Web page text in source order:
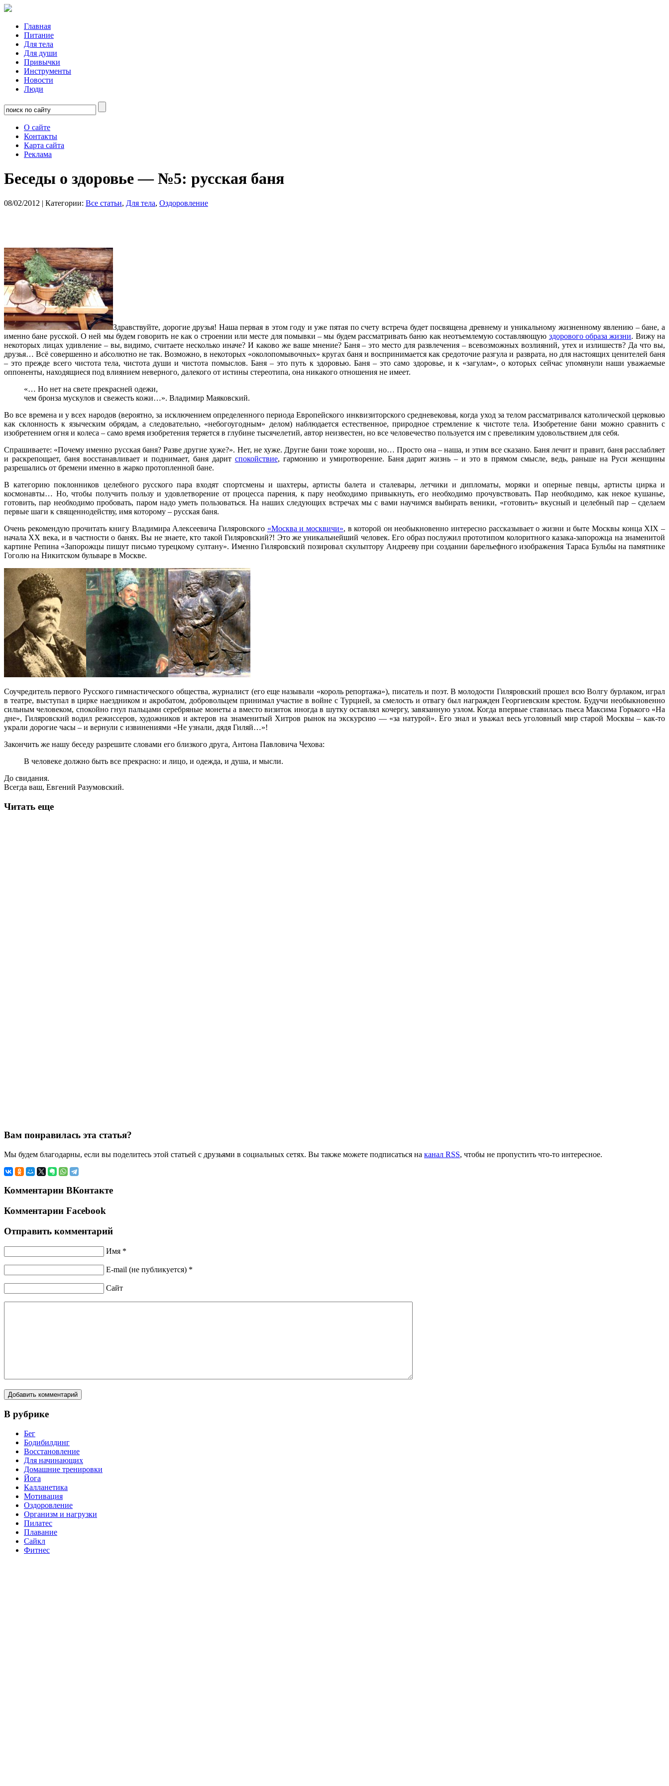
Главная
Питание
Для тела
Для души
Привычки
Инструменты
Новости
Люди
О сайте
Контакты
Карта сайта
Реклама
Беседы о здоровье — №5: русская баня
08/02/2012 | Категории: Все статьи, Для тела, Оздоровление
Здравствуйте, дорогие друзья! Наша первая в этом году и уже пятая по счету встреча будет посвящена древнему и уникальному жизненному явлению – бане, а
именно бане русской. О ней мы будем говорить не как о строении или месте для помывки – мы будем рассматривать баню как неотъемлемую составляющую здорового образа жизни. Вижу на
некоторых лицах удивление – вы, видимо, считаете несколько иначе? И каково же ваше мнение? Баня – это место для развлечения – всевозможных возлияний, утех и излишеств? Да что вы,
друзья… Всё совершенно и абсолютно не так. Возможно, в некоторых «околопомывочных» кругах баня и воспринимается как средоточие разгула и разврата, но для настоящих ценителей баня
– это прежде всего чистота тела, чистота души и чистота помыслов. Баня – это путь к здоровью. Баня – это само здоровье, и к «загулам», о которых сейчас упомянули наши уважаемые
оппоненты, находящиеся под влиянием неверного, далекого от истины стереотипа, она никакого отношения не имеет.
«… Но нет на свете прекрасней одежи,
чем бронза мускулов и свежесть кожи…». Владимир Маяковский.
Во все времена и у всех народов (вероятно, за исключением определенного периода Европейского инквизиторского средневековья, когда уход за телом рассматривался католической церковью
как склонность к языческим обрядам, а следовательно, «небогоугодным» делом) наблюдается естественное, природное стремление к чистоте тела. Изобретение бани можно сравнить с
изобретением огня и колеса – само время изобретения теряется в глубине тысячелетий, автор неизвестен, но все человечество пользуется им с превеликим удовольствием для себя.
Спрашиваете: «Почему именно русская баня? Разве другие хуже?». Нет, не хуже. Другие бани тоже хороши, но… Просто она – наша, и этим все сказано. Баня лечит и правит, баня расслабляет
и раскрепощает, баня восстанавливает и поднимает, баня дарит спокойствие, гармонию и умиротворение. Баня дарит жизнь – и это в прямом смысле, ведь, раньше на Руси женщины
разрешались от бремени именно в жарко протопленной бане.
В категорию поклонников целебного русского пара входят спортсмены и шахтеры, артисты балета и сталевары, летчики и дипломаты, моряки и оперные певцы, артисты цирка и
космонавты… Но, чтобы получить пользу и удовлетворение от процесса парения, к пару необходимо привыкнуть, его необходимо прочувствовать. Пар необходимо, как некое кушанье,
готовить, пар необходимо пробовать, паром надо уметь пользоваться. На наших следующих встречах мы с вами научимся выбирать веники, «готовить» вкусный и целебный пар – сделаем
первые шаги к священнодейству, имя которому – русская баня.
Очень рекомендую прочитать книгу Владимира Алексеевича Гиляровского «Москва и москвичи», в которой он необыкновенно интересно рассказывает о жизни и быте Москвы конца XIX –
начала XX века, и в частности о банях. Вы не знаете, кто такой Гиляровский?! Это же уникальнейший человек. Его образ послужил прототипом колоритного казака-запорожца на знаменитой
картине Репина «Запорожцы пишут письмо турецкому султану». Именно Гиляровский позировал скульптору Андрееву при создании барельефного изображения Тараса Бульбы на памятнике
Гоголю на Никитском бульваре в Москве.
Соучредитель первого Русского гимнастического общества, журналист (его еще называли «король репортажа»), писатель и поэт. В молодости Гиляровский прошел всю Волгу бурлаком, играл
в театре, выступал в цирке наездником и акробатом, добровольцем принимал участие в войне с Турцией, за смелость и отвагу был награжден Георгиевским крестом. Будучи необыкновенно
сильным человеком, спокойно гнул пальцами серебряные монеты а вместо визиток иногда в шутку оставлял кочергу, завязанную узлом. Когда впервые ставилась пьеса Максима Горького «На
дне», Гиляровский водил режиссеров, художников и актеров на знаменитый Хитров рынок на экскурсию — «за натурой». Его знал и уважал весь уголовный мир старой Москвы – как-то
украли дорогие часы – и вернули с извинениями «Не узнали, дядя Гиляй…»!
Закончить же нашу беседу разрешите словами его близкого друга, Антона Павловича Чехова:
В человеке должно быть все прекрасно: и лицо, и одежда, и душа, и мысли.
До свидания.
Всегда ваш, Евгений Разумовский.
Читать еще
Вам понравилась эта статья?
Мы будем благодарны, если вы поделитесь этой статьей с друзьями в социальных сетях. Вы также можете подписаться на канал RSS, чтобы не пропустить что-то интересное.
Комментарии ВКонтакте
Комментарии Facebook
Отправить комментарий
Имя *
E-mail (не публикуется) *
Сайт
В рубрике
Бег
Бодибилдинг
Восстановление
Для начинающих
Домашние тренировки
Йога
Калланетика
Мотивация
Оздоровление
Организм и нагрузки
Пилатес
Плавание
Сайкл
Фитнес